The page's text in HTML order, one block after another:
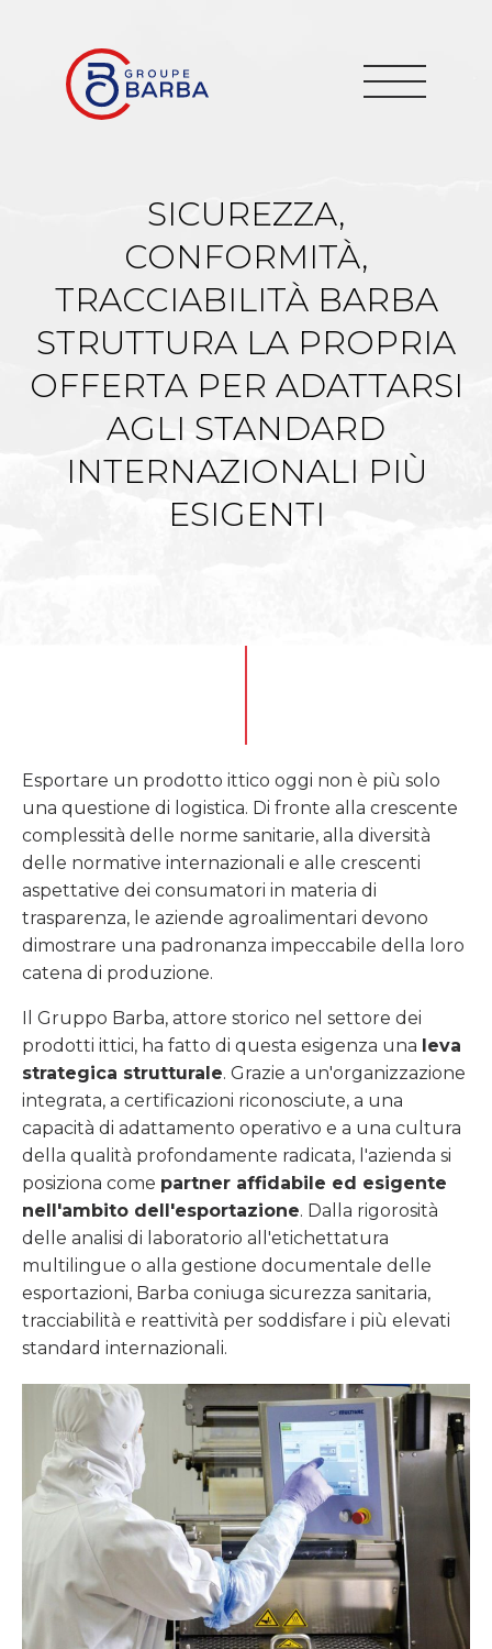
SICUREZZA,
CONFORMITÀ,
TRACCIABILITÀ BARBA
STRUTTURA LA PROPRIA
OFFERTA PER ADATTARSI
AGLI STANDARD
INTERNAZIONALI PIÙ
ESIGENTI
Esportare un prodotto ittico oggi non è più solo
una questione di logistica. Di fronte alla crescente
complessità delle norme sanitarie, alla diversità
delle normative internazionali e alle crescenti
aspettative dei consumatori in materia di
trasparenza, le aziende agroalimentari devono
dimostrare una padronanza impeccabile della loro
catena di produzione.
Il Gruppo Barba, attore storico nel settore dei
prodotti ittici, ha fatto di questa esigenza una leva
strategica strutturale. Grazie a un'organizzazione
integrata, a certificazioni riconosciute, a una
capacità di adattamento operativo e a una cultura
della qualità profondamente radicata, l'azienda si
posiziona come partner affidabile ed esigente
nell'ambito dell'esportazione. Dalla rigorosità
delle analisi di laboratorio all'etichettatura
multilingue o alla gestione documentale delle
esportazioni, Barba coniuga sicurezza sanitaria,
tracciabilità e reattività per soddisfare i più elevati
standard internazionali.